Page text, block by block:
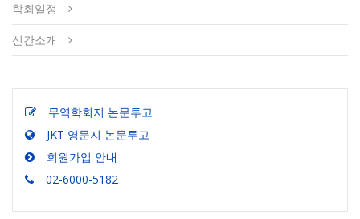
학회일정
신간소개
무역학회지 논문투고
JKT 영문지 논문투고
회원가입 안내
02-6000-5182